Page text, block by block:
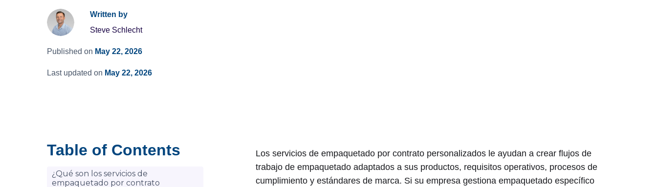
Written by
Steve Schlecht
Published on May 22, 2026
Last updated on May 22, 2026
Table of Contents
¿Qué son los servicios de
empaquetado por contrato
Los servicios de empaquetado por contrato personalizados le ayudan a crear flujos de
trabajo de empaquetado adaptados a sus productos, requisitos operativos, procesos de
cumplimiento y estándares de marca. Si su empresa gestiona empaquetado específico